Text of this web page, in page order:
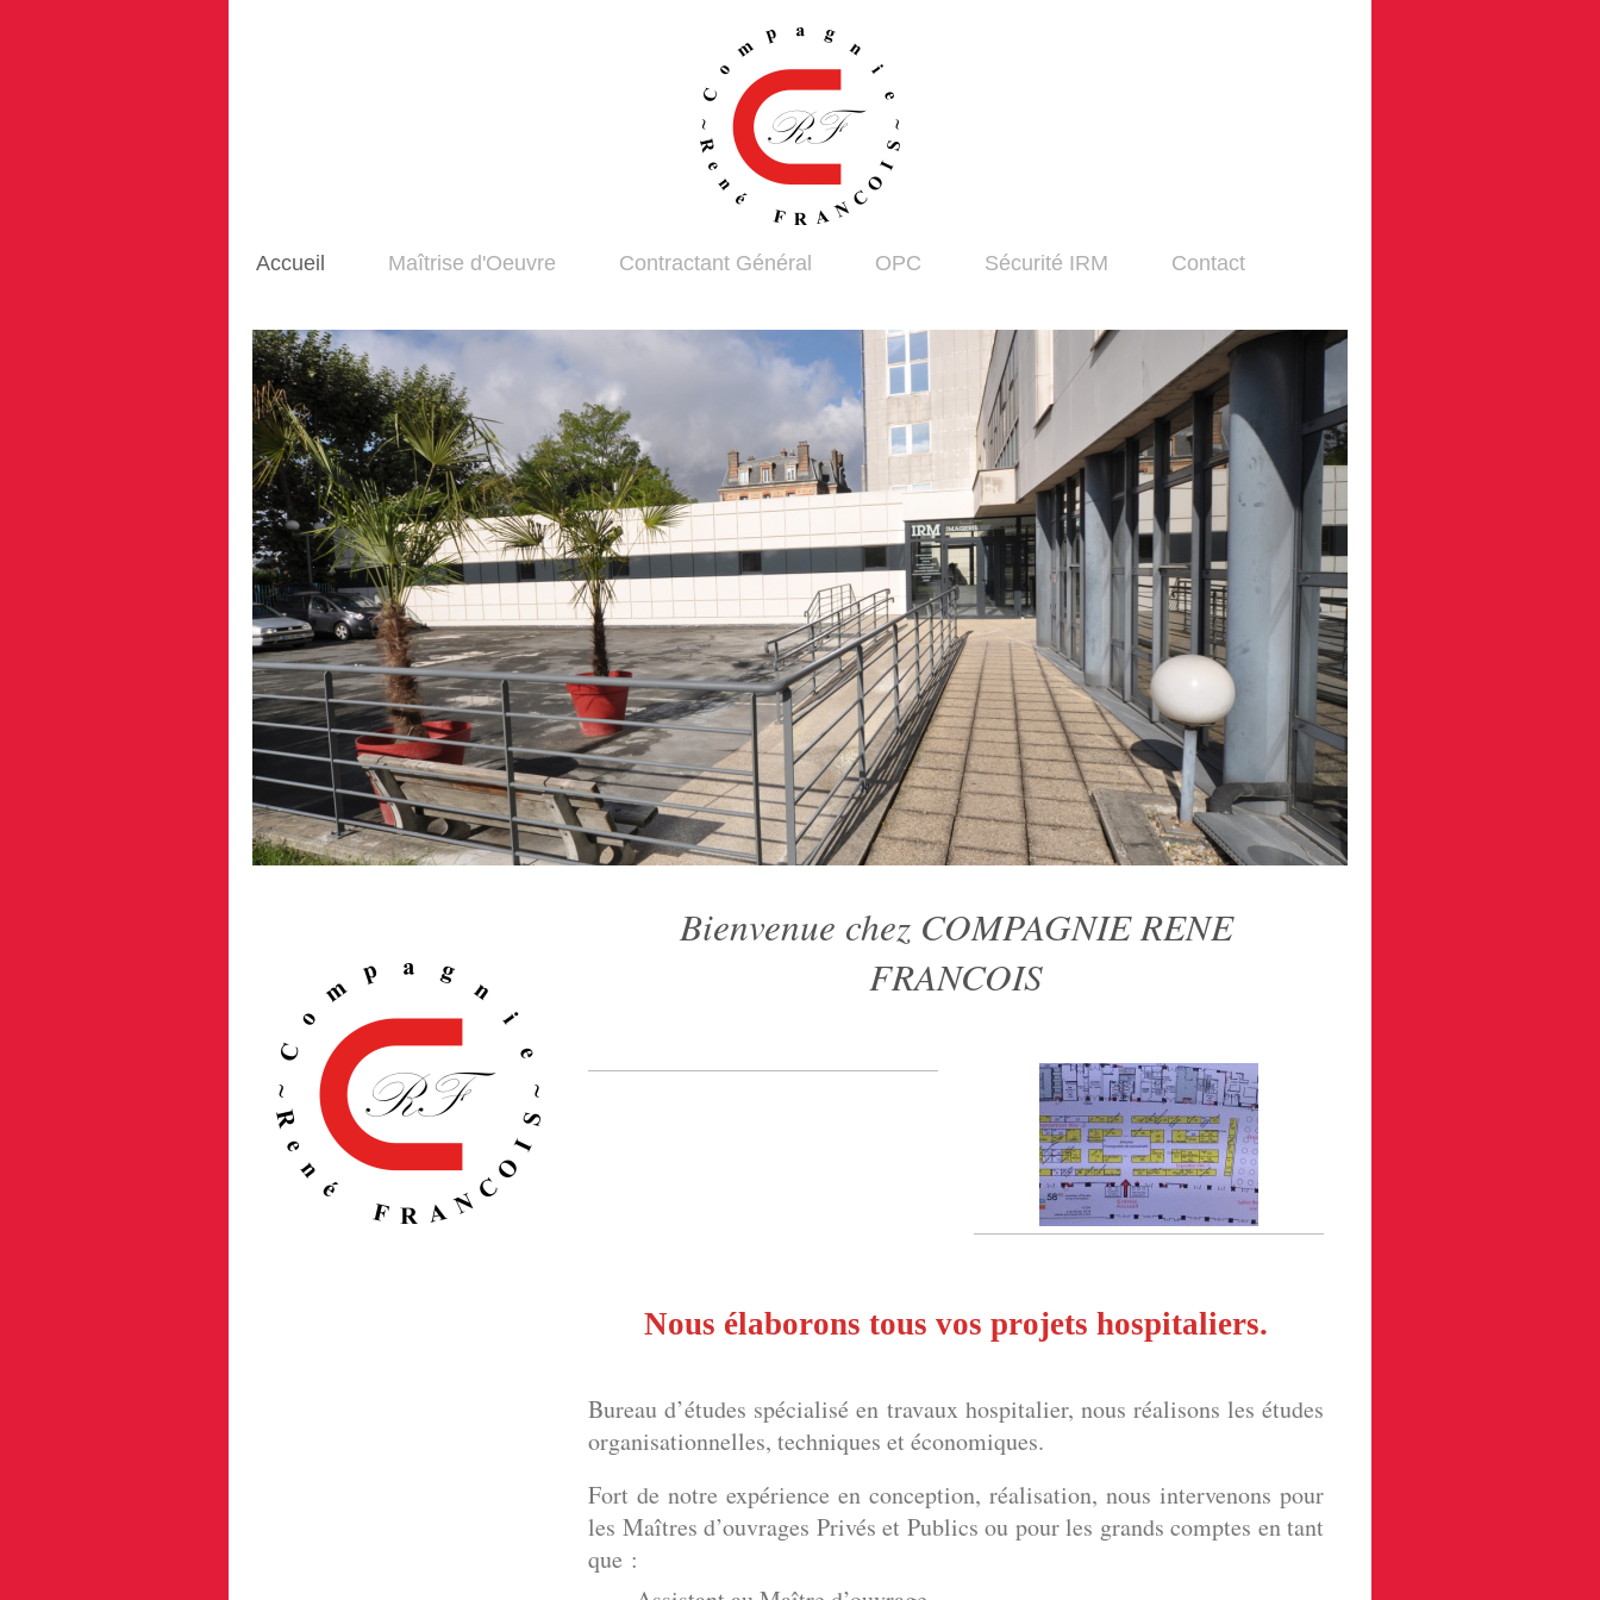
Accueil Maîtrise d'Oeuvre Contractant Général OPC Sécurité IRM Contact
Bienvenue chez COMPAGNIE RENE
FRANCOIS
Nous élaborons tous vos projets hospitaliers.
Bureau d’études spécialisé en travaux hospitalier, nous réalisons les études
organisationnelles, techniques et économiques.
Fort de notre expérience en conception, réalisation, nous intervenons pour
les Maîtres d’ouvrages Privés et Publics ou pour les grands comptes en tant
que :